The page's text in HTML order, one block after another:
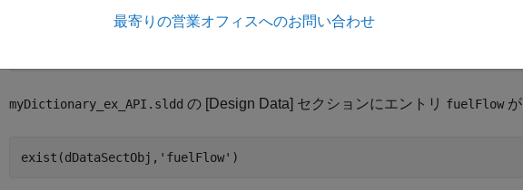
myDictionaryObj = Simulink.data.dictionary.open(
myDictionary_ex_API.sldd の [Design Data] セクションにエントリ fuelFlowが
exist(dDataSectObj, 'fuelFlow' )
最寄りの営業オフィスへのお問い合わせ